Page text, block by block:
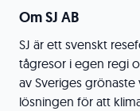
Om SJ AB
SJ är ett svenskt
tågresor i egen regi
av Sveriges
lösningen för att